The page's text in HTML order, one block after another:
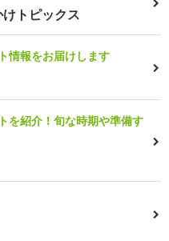
トピックス
情報をお届けします
を紹介！旬な時期や準備す